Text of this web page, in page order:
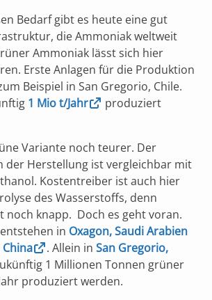
Bedarf gibt es heute eine gut
die Ammoniak weltweit
Ammoniak lässt sich hier
Erste Anlagen für die Produktion
Beispiel in San Gregorio, Chile.
1 Mio t/Jahr
produziert
Variante noch teurer. Der
der Herstellung ist vergleichbar mit
Kostentreiber ist auch hier
des Wasserstoffs, denn
noch knapp. Doch es geht voran.
in Oxagon, Saudi Arabien
China . Allein in San Gregorio,
1 Millionen Tonnen grüner
produziert werden.